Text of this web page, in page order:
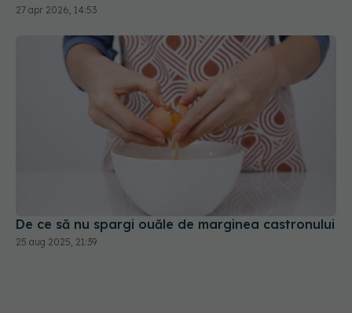
27 apr 2026, 14:53
De ce să nu spargi ouăle de marginea castronului
25 aug 2025, 21:39